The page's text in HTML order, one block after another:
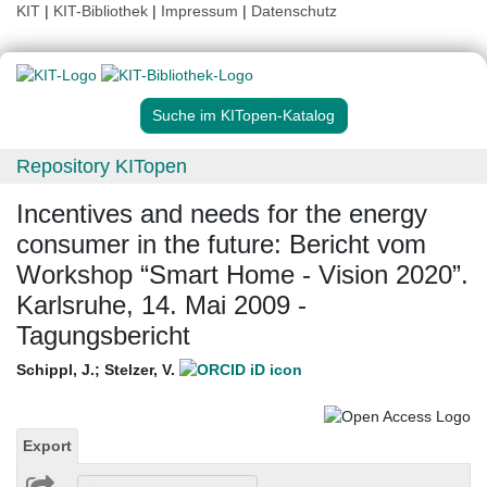
KIT | KIT-Bibliothek | Impressum | Datenschutz
Suche im KITopen-Katalog
Repository KITopen
Incentives and needs for the energy
consumer in the future: Bericht vom
Workshop “Smart Home - Vision 2020”.
Karlsruhe, 14. Mai 2009 -
Tagungsbericht
Schippl, J.; Stelzer, V.
Export